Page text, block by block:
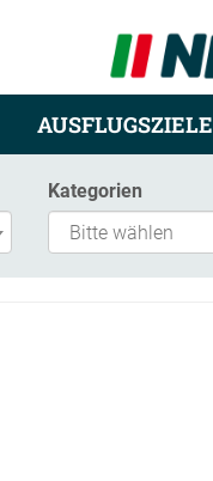
AUSFLUGSZIELE
Kategorien